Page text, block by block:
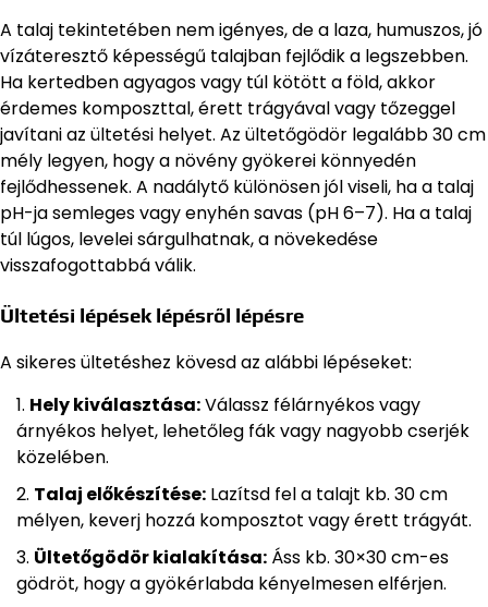
A talaj tekintetében nem igényes, de a laza, humuszos, jó
vízáteresztő képességű talajban fejlődik a legszebben.
Ha kertedben agyagos vagy túl kötött a föld, akkor
érdemes komposzttal, érett trágyával vagy tőzeggel
javítani az ültetési helyet. Az ültetőgödör legalább 30 cm
mély legyen, hogy a növény gyökerei könnyedén
fejlődhessenek. A nadálytő különösen jól viseli, ha a talaj
pH-ja semleges vagy enyhén savas (pH 6–7). Ha a talaj
túl lúgos, levelei sárgulhatnak, a növekedése
visszafogottabbá válik.
Ültetési lépések lépésről lépésre
A sikeres ültetéshez kövesd az alábbi lépéseket:
Hely kiválasztása:Válassz félárnyékos vagy
árnyékos helyet, lehetőleg fák vagy nagyobb cserjék
közelében.
Talaj előkészítése: Lazítsd fel a talajt kb. 30 cm
mélyen, keverj hozzá komposztot vagy érett trágyát.
Ültetőgödör kialakítása: Áss kb. 30×30 cm-es
gödröt, hogy a gyökérlabda kényelmesen elférjen.